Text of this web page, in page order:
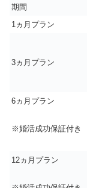
期間
1ヵ月プラン
3ヵ月プラン
6ヵ月プラン
※婚活成功保証付き
12ヵ月プラン